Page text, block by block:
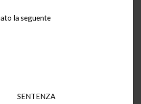
la seguente
SENTENZA